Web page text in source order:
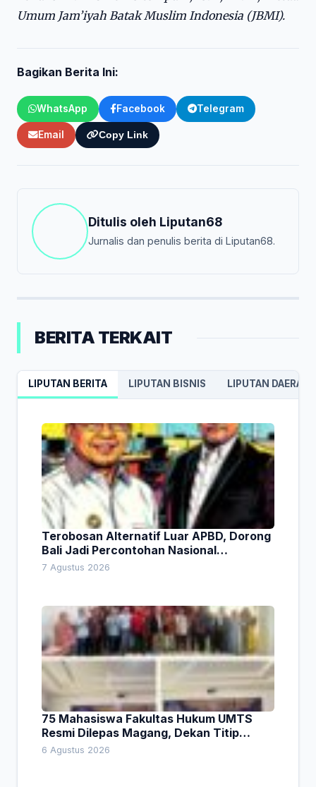
Umum Jam’iyah Batak Muslim Indonesia (JBMI).
Bagikan Berita Ini:
WhatsApp Facebook Telegram
Email Copy Link
Ditulis oleh Liputan68
Jurnalis dan penulis berita di Liputan68.
BERITA TERKAIT
LIPUTAN BERITA LIPUTAN BISNIS LIPUTAN DAERAH
Terobosan Alternatif Luar APBD, Dorong
Bali Jadi Percontohan Nasional
Pembiayaan Daerah
7 Agustus 2026
75 Mahasiswa Fakultas Hukum UMTS
Resmi Dilepas Magang, Dekan Titip
Empat Pesan Penting
6 Agustus 2026